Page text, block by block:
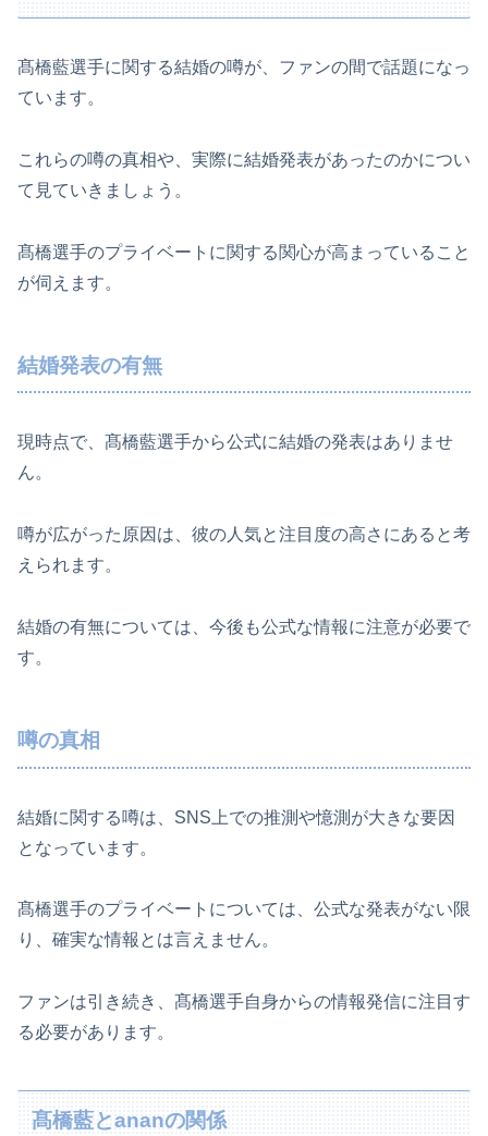
髙橋藍選手に関する結婚の噂が、ファンの間で話題になっ
ています。
これらの噂の真相や、実際に結婚発表があったのかについ
て見ていきましょう。
髙橋選手のプライベートに関する関心が高まっていること
が伺えます。
結婚発表の有無
現時点で、髙橋藍選手から公式に結婚の発表はありませ
ん。
噂が広がった原因は、彼の人気と注目度の高さにあると考
えられます。
結婚の有無については、今後も公式な情報に注意が必要で
す。
噂の真相
結婚に関する噂は、SNS上での推測や憶測が大きな要因
となっています。
髙橋選手のプライベートについては、公式な発表がない限
り、確実な情報とは言えません。
ファンは引き続き、髙橋選手自身からの情報発信に注目す
る必要があります。
髙橋藍とananの関係